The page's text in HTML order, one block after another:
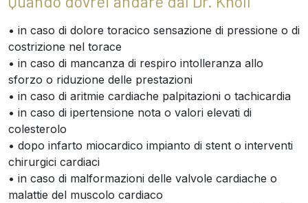
• in caso di dolore toracico sensazione di pressione o di
costrizione nel torace
• in caso di mancanza di respiro intolleranza allo
sforzo o riduzione delle prestazioni
• in caso di aritmie cardiache palpitazioni o tachicardia
• in caso di ipertensione nota o valori elevati di
colesterolo
• dopo infarto miocardico impianto di stent o interventi
chirurgici cardiaci
• in caso di malformazioni delle valvole cardiache o
malattie del muscolo cardiaco